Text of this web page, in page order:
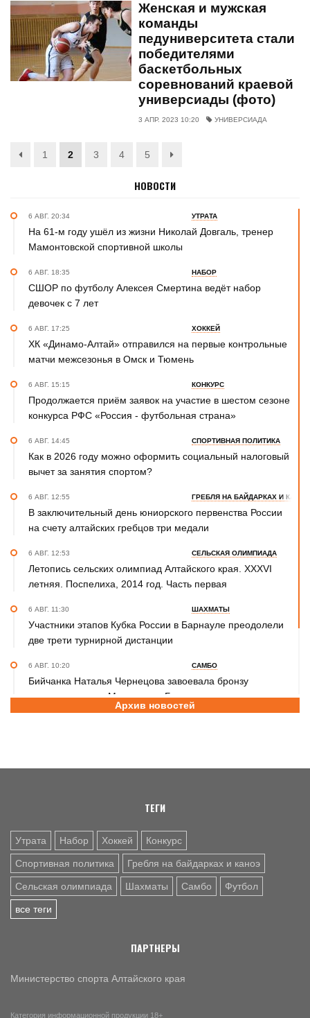
Женская и мужская
команды
педуниверситета стали
победителями
баскетбольных
соревнований краевой
универсиады (фото)
3 АПР. 2023 10:20 УНИВЕРСИАДА
1 2 3 4 5
НОВОСТИ
6 АВГ. 20:34 УТРАТА
На 61-м году ушёл из жизни Николай Довгаль, тренер
Мамонтовской спортивной школы
6 АВГ. 18:35 НАБОР
СШОР по футболу Алексея Смертина ведёт набор
девочек с 7 лет
6 АВГ. 17:25 ХОККЕЙ
ХК «Динамо-Алтай» отправился на первые контрольные
матчи межсезонья в Омск и Тюмень
6 АВГ. 15:15 КОНКУРС
Продолжается приём заявок на участие в шестом сезоне
конкурса РФС «Россия - футбольная страна»
6 АВГ. 14:45 СПОРТИВНАЯ ПОЛИТИКА
Как в 2026 году можно оформить социальный налоговый
вычет за занятия спортом?
6 АВГ. 12:55 ГРЕБЛЯ НА БАЙДАРКАХ И КАНОЭ
В заключительный день юниорского первенства России
на счету алтайских гребцов три медали
6 АВГ. 12:53 СЕЛЬСКАЯ ОЛИМПИАДА
Летопись сельских олимпиад Алтайского края. XXXVI
летняя. Поспелиха, 2014 год. Часть первая
6 АВГ. 11:30 ШАХМАТЫ
Участники этапов Кубка России в Барнауле преодолели
две трети турнирной дистанции
6 АВГ. 10:20 САМБО
Бийчанка Наталья Чернецова завоевала бронзу
международного Мемориала Бурдикова
Архив новостей
ТЕГИ
Утрата Набор Хоккей Конкурс
Спортивная политика Гребля на байдарках и каноэ
Сельская олимпиада Шахматы Самбо Футбол
все теги
ПАРТНЕРЫ
Министерство спорта Алтайского края
Категория информационной продукции 18+